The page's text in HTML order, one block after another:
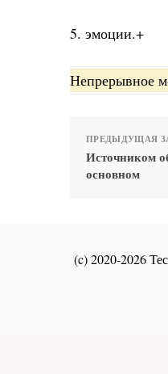
5. эмоции.+
Непрерывное
ПРЕДЫДУЩАЯ
Источником
основном
(c) 2020-2026